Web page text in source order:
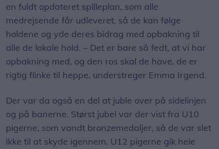
en fuldt opdateret spilleplan, som alle
medrejsende får udleveret, så de kan følge
holdene og yde deres bidrag med opbakning til
alle de lokale hold. – Det er bare så fedt, at vi har
opbakning med, og den ros skal de have, de er
rigtig flinke til heppe, understreger Emma Irgend.
Der var da også en del at juble over på sidelinjen
og på banerne. Størst jubel var der vist fra U10
pigerne, som vandt bronzemedaljer, så de var slet
ikke til at skyde igennem. U12 pigerne gik hele